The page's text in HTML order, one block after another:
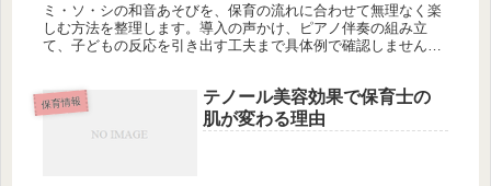
ミ・ソ・シの和音あそびを、保育の流れに合わせて無理なく楽
しむ方法を整理します。導入の声かけ、ピアノ伴奏の組み立
て、子どもの反応を引き出す工夫まで具体例で確認しません
保育情報
テノール美容効果で保育士の
肌が変わる理由